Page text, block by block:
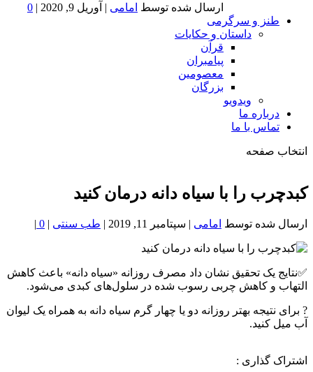
ارسال شده توسط امامی | آوریل 9, 2020 |
0
طنز و سرگرمی
داستان و حکایات
قرآن
پیامبران
معصومین
بزرگان
ویدویو
درباره ما
تماس با ما
انتخاب صفحه
خون
شمال
کبدچرب را با سیاه‌ دانه درمان کنید
ارسال شده توسط امامی | سپتامبر 11, 2019 | طب سنتی |
0
|
✅نتایج یک تحقیق نشان داد مصرف روزانه «سیاه دانه» باعث کاهش
التهاب و کاهش چربی رسوب شده در سلول‌های کبدی می‌شود.
? برای نتیجه بهتر روزانه دو یا چهار گرم سیاه دانه به همراه یک لیوان
آب میل کنید.
اشتراک گذاری :